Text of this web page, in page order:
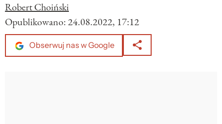
Robert Choiński
Opublikowano:24.08.2022, 17:12
Obserwuj nas w Google